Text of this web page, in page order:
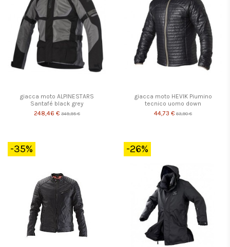
giacca moto ALPINESTARS
Santafé black grey
248,46 € 349,95 €
giacca moto HEVIK Piumino
tecnico uomo down
44,73 € 63,90 €
-35% -26%